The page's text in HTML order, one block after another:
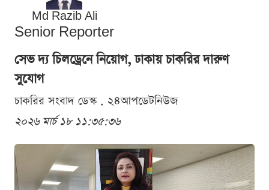
Md Razib Ali
Senior Reporter
সেভ দ্য চিলড্রেনে নিয়োগ, ঢাকায় চাকরির দারুণ
সুযোগ
চাকরির সংবাদ ডেস্ক . ২৪আপডেটনিউজ
২০২৬ মার্চ ১৮ ১১:৩৫:৩৬